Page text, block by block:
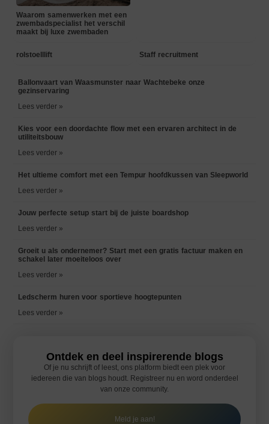
Waarom samenwerken met een
zwembadspecialist het verschil
maakt bij luxe zwembaden
rolstoelllift Staff recruitment
Ballonvaart van Waasmunster naar Wachtebeke onze
gezinservaring
Lees verder »
Kies voor een doordachte flow met een ervaren architect in de
utiliteitsbouw
Lees verder »
Het ultieme comfort met een Tempur hoofdkussen van Sleepworld
Lees verder »
Jouw perfecte setup start bij de juiste boardshop
Lees verder »
Groeit u als ondernemer? Start met een gratis factuur maken en
schakel later moeiteloos over
Lees verder »
Ledscherm huren voor sportieve hoogtepunten
Lees verder »
Ontdek en deel inspirerende blogs
Of je nu schrijft of leest, ons platform biedt een plek voor
iedereen die van blogs houdt. Registreer nu en word onderdeel
van onze community.
Meld je aan!